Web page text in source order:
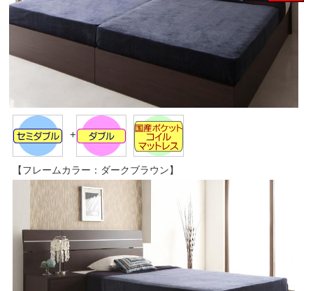
+
【フレームカラー：ダークブラウン】